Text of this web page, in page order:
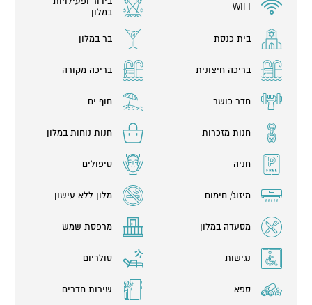
זוגות אופניים ימתינו לכם במלון בכל רגע בו תרצו לצאת לרכיבה על
הטיילת החדשה לאורך הים בנוף המדברי היפהפה.
המלון מזמין אתכם גם להרצאות, סדנאות נפש ורוח ובערב ידאג צוות
הבידור במלון להנעים את הזמן שלכם, כדי שתוכלו לקום בבוקר שאחרי
לגוף ולנפש:
בספא "המעיין" החדש והמפנק מחכה לכם בריכת מי מלח, בריכת
גופרית, ג’קוזי וסאונה יבשה. הספא מציע גם מגוון טיפולים ופינוקים
שתקבלו באחד מ 16 חדרי הטיפולים החדשים.
במתחם חדר כושר כדי שלא תפסיקו להתאמן גם כשאתם בחופשה.
במלון ניתן לערוך כנסים ואירועים של עד 450 אורחים
WIFI
במלון
בית כנסת בר במלון
בריכה חיצונית בריכה מקורה
חדר כושר חוף ים
חנות מזכרות חנות נוחות במלון
חניה טיפולים
מיזוג/ חימום מלון ללא עישון
מסעדה במלון מרפסת שמש
נגישות סולריום
ספא שירות חדרים